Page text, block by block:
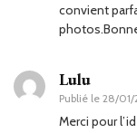
convient
Lulu
Publié le 28/01/
Merci pour